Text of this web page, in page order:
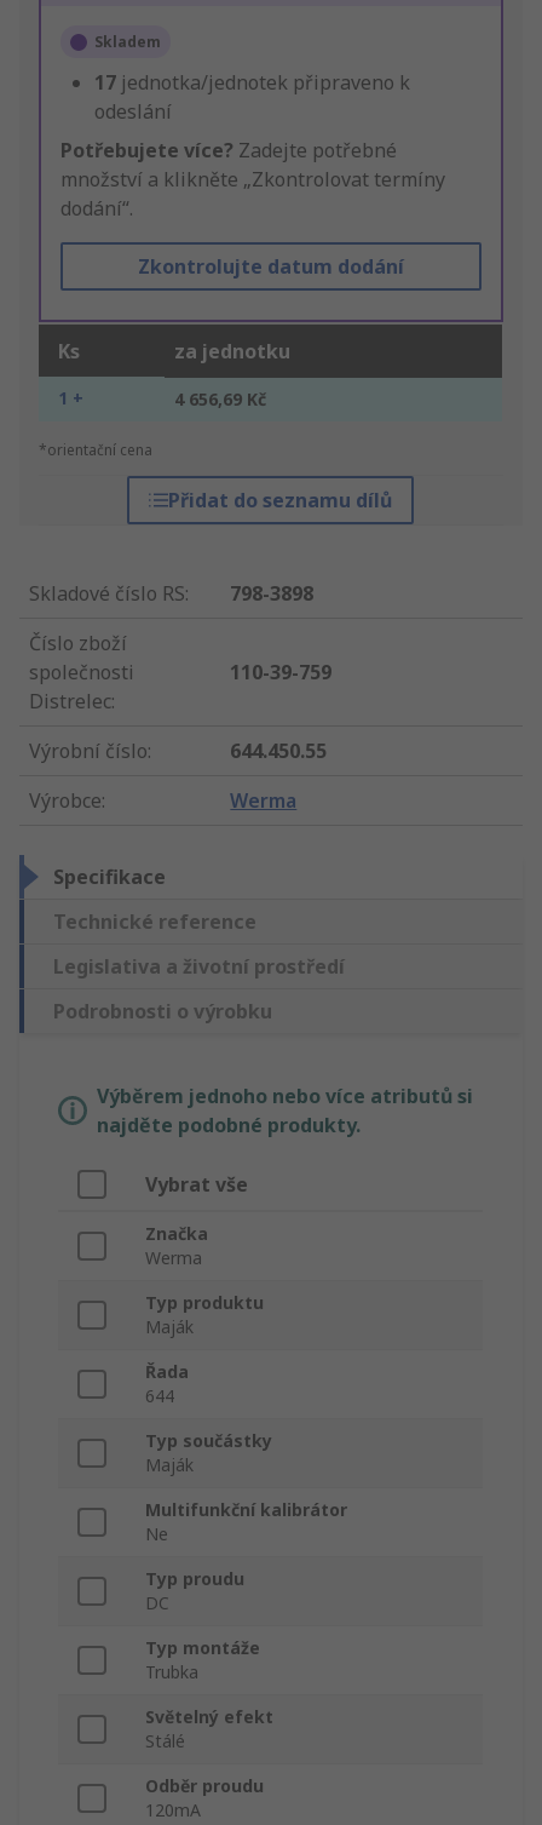
Skladem
17 jednotka/jednotek připraveno k
odeslání
Potřebujete více? Zadejte potřebné
množství a klikněte „Zkontrolovat termíny
dodání“.
Zkontrolujte datum dodání
Ks za jednotku
1 + 4 656,69 Kč
*orientační cena
Přidat do seznamu dílů
Skladové číslo RS:
798-3898
Číslo zboží
společnosti
Distrelec:
110-39-759
Výrobní číslo:
644.450.55
Výrobce: Werma
Specifikace
Technické reference
Legislativa a životní prostředí
Podrobnosti o výrobku
Výběrem jednoho nebo více atributů si
najděte podobné produkty.
Vybrat vše
Značka
Werma
Typ produktu
Maják
Řada
644
Typ součástky
Maják
Multifunkční kalibrátor
Ne
Typ proudu
DC
Typ montáže
Trubka
Světelný efekt
Stálé
Odběr proudu
120mA